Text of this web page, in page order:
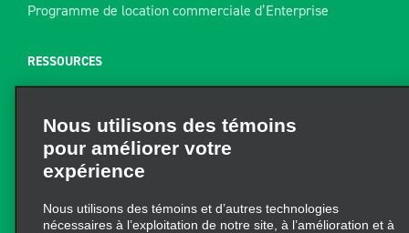
Programme de location commerciale d’Enterprise
RESSOURCES
Plan du site
Guide de remorquage
Trouver un reçu
Nous utilisons des témoins
pour améliorer votre
expérience
Nous utilisons des témoins et d’autres technologies
nécessaires à l’exploitation de notre site, à l’amélioration et à